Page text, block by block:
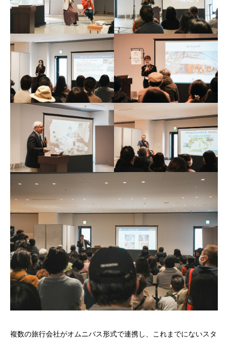
複数の旅行会社がオムニバス形式で連携し、これまでにないスタ